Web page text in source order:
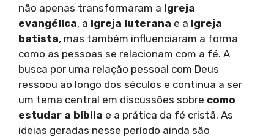
não apenas transformaram a igreja
evangélica, a igreja luterana e a igreja
batista, mas também influenciaram a forma
como as pessoas se relacionam com a fé. A
busca por uma relação pessoal com Deus
ressoou ao longo dos séculos e continua a ser
um tema central em discussões sobre como
estudar a bíblia e a prática da fé cristã. As
ideias geradas nesse período ainda são